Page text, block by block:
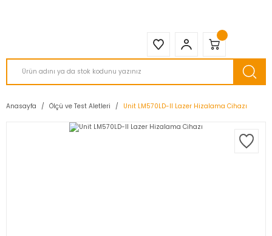
Anasayfa Ölçü ve Test Aletleri Unit LM570LD-II Lazer Hizalama Cihazı